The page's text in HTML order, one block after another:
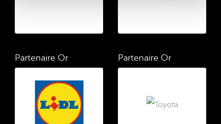
Partenaire Or Partenaire Or